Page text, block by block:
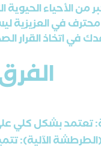
من الأحياء
في العزيزية
في اتخاذ القرار
تعتمد بشكل كلي
الآلية):